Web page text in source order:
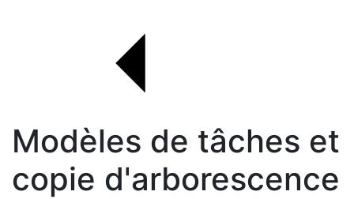
Modèles de tâches et
copie d'arborescence